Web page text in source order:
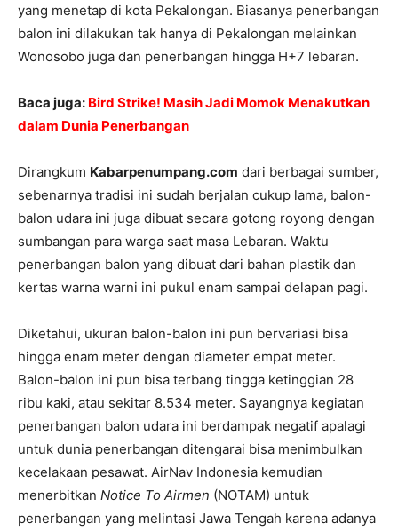
yang menetap di kota Pekalongan. Biasanya penerbangan
balon ini dilakukan tak hanya di Pekalongan melainkan
Wonosobo juga dan penerbangan hingga H+7 lebaran.
Baca juga: Bird Strike! Masih Jadi Momok Menakutkan
dalam Dunia Penerbangan
Dirangkum Kabarpenumpang.com dari berbagai sumber,
sebenarnya tradisi ini sudah berjalan cukup lama, balon-
balon udara ini juga dibuat secara gotong royong dengan
sumbangan para warga saat masa Lebaran. Waktu
penerbangan balon yang dibuat dari bahan plastik dan
kertas warna warni ini pukul enam sampai delapan pagi.
Diketahui, ukuran balon-balon ini pun bervariasi bisa
hingga enam meter dengan diameter empat meter.
Balon-balon ini pun bisa terbang tingga ketinggian 28
ribu kaki, atau sekitar 8.534 meter. Sayangnya kegiatan
penerbangan balon udara ini berdampak negatif apalagi
untuk dunia penerbangan ditengarai bisa menimbulkan
kecelakaan pesawat. AirNav Indonesia kemudian
menerbitkan Notice To Airmen (NOTAM) untuk
penerbangan yang melintasi Jawa Tengah karena adanya